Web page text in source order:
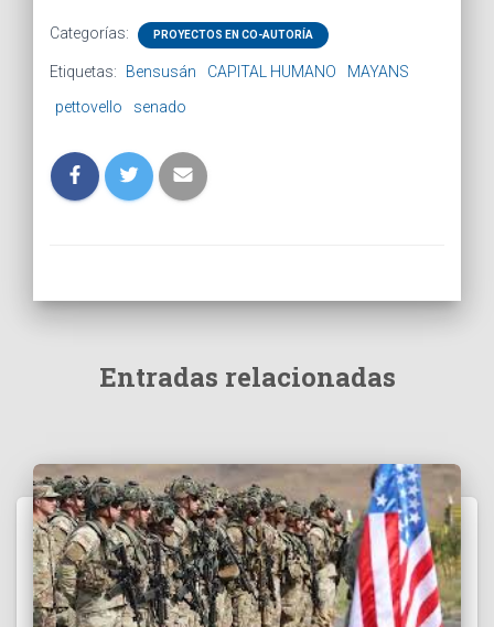
Categorías: PROYECTOS EN CO-AUTORÍA
Etiquetas: Bensusán CAPITAL HUMANO
MAYANS
pettovello
senado
Entradas relacionadas